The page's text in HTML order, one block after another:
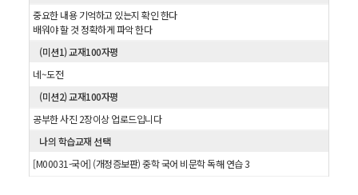
중요한 내용 기억하고 있는지 확인 한다
배워야 할 것 정확하게 파악 한다
(미션1) 교재100자평
네~도전
(미션2) 교재100자평
공부한 사진 2장이상 업로드입니다
나의 학습교재 선택
[M00031-국어] (개정증보판) 중학 국어 비문학 독해 연습 3